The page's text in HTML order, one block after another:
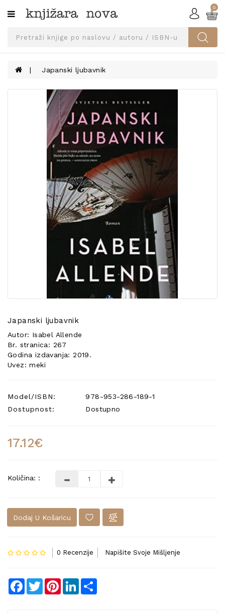
Kategorije
SVEUČILIŠNA
UDŽBENICI
KNJIGE
PRIBOR
UDŽBENIKE!
0
Japanski ljubavnik
Japanski ljubavnik
Autor: Isabel Allende
Br. stranica: 267
Godina izdavanja: 2019.
Uvez: meki
Model/ISBN:
978-953-286-189-1
Dostupnost:
Dostupno
17.12€
Količina: :
Dodaj U Košaricu
0 Recenzije Napišite Svoje Mišljenje
Facebook
TwitterPinterestLinkedIn